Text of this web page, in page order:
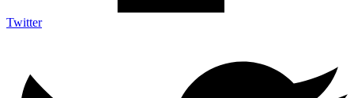
Twitter